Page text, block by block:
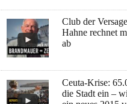
Club der
Hahne rechnet
ab
Ceuta-Krise:
die Stadt ein –